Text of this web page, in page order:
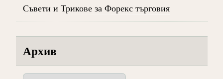
Съвети и Трикове за Форекс търговия
Архив
Архив